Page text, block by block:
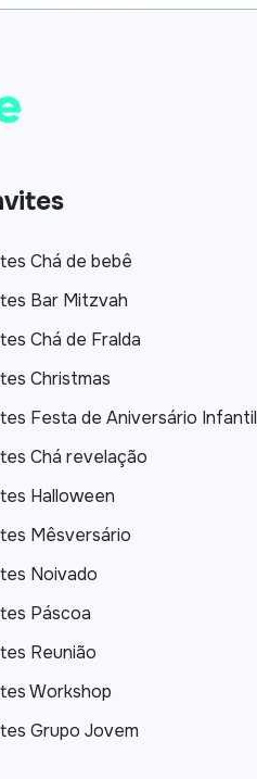
Chá de bebê
Bar Mitzvah
Chá de Fralda
Christmas
Festa de Aniversário Infantil
Chá revelação
Halloween
Mêsversário
Noivado
Páscoa
Reunião
Workshop
Grupo Jovem